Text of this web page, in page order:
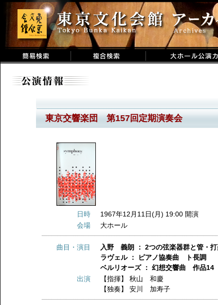
東京交響楽団 第157回定期演奏会
日時
1967年12月11日(月) 19:00 開演
会場
大ホール
曲目・演目
入野 義朗 ： 2つの弦楽器群と管・
ラヴェル ： ピアノ協奏曲 ト長調
ベルリオーズ ： 幻想交響曲 作品14
出演
【指揮】秋山 和慶
【独奏】安川 加寿子